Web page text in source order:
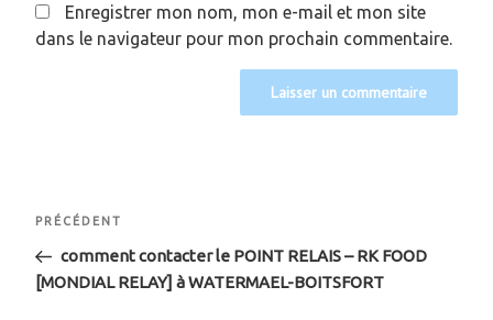
Enregistrer mon nom, mon e-mail et mon site
dans le navigateur pour mon prochain commentaire.
Navigation
de
l’article
Article
précédent
PRÉCÉDENT
comment contacter le POINT RELAIS – RK FOOD
[MONDIAL RELAY] à WATERMAEL-BOITSFORT